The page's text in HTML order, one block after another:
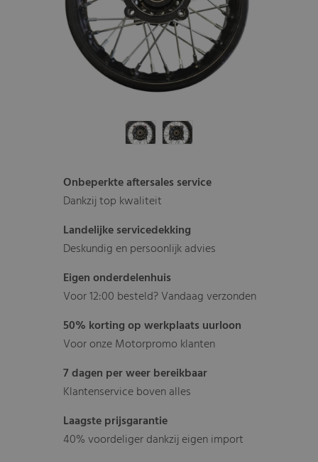
Onbeperkte aftersales service
Dankzij top kwaliteit
Landelijke servicedekking
Deskundig en persoonlijk advies
Eigen onderdelenhuis
Voor 12:00 besteld? Vandaag verzonden
50% korting op werkplaats uurloon
Voor onze Motorpromo klanten
7 dagen per weer bereikbaar
Klantenservice boven alles
Laagste prijsgarantie
40% voordeliger dankzij eigen import